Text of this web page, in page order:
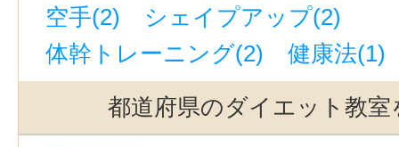
星ヶ丘駅(愛知)(2)
御器所駅(2)
名電山中駅(2)
一社駅(2)
東別
藤川駅(愛知)(2)
上社駅(2)
荒
太田川駅(1)
杁ヶ池公園駅(1)
空手(2)
シェイプアップ(2)
体幹トレーニング(2)
健康法(1)
都道府県のダイエット教室